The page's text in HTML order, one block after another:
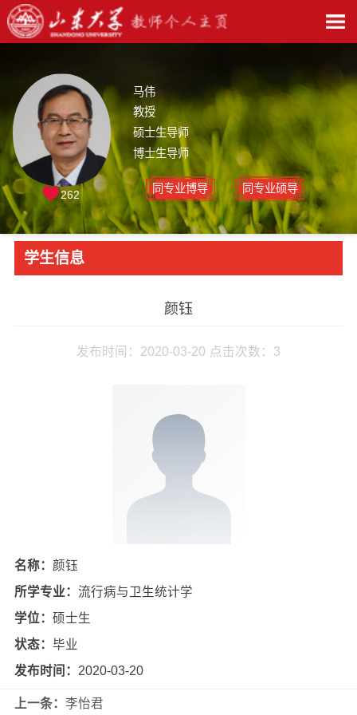
马伟
教授
硕士生导师
博士生导师
同专业博导 同专业硕导
262
学生信息
颜钰
发布时间：2020-03-20 点击次数： 3
名称： 颜钰
所学专业： 流行病与卫生统计学
学位： 硕士生
状态： 毕业
发布时间： 2020-03-20
上一条： 李怡君